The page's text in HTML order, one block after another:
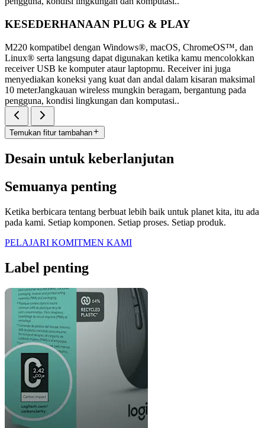
KESEDERHANAAN PLUG & PLAY
M220 kompatibel dengan Windows®, macOS, ChromeOS™, dan
Linux® serta langsung dapat digunakan ketika kamu mencolokkan
receiver USB ke komputer ataur laptopmu. Receiver ini juga
menyediakan koneksi yang kuat dan andal dalam kisaran maksimal
10 meterJangkauan wireless mungkin beragam, bergantung pada
pengguna, kondisi lingkungan dan komputasi..
Temukan fitur tambahan
Desain untuk keberlanjutan
Semuanya penting
Ketika berbicara tentang berbuat lebih baik untuk planet kita, itu ada
pada kami. Setiap komponen. Setiap proses. Setiap produk.
PELAJARI KOMITMEN KAMI
Label penting